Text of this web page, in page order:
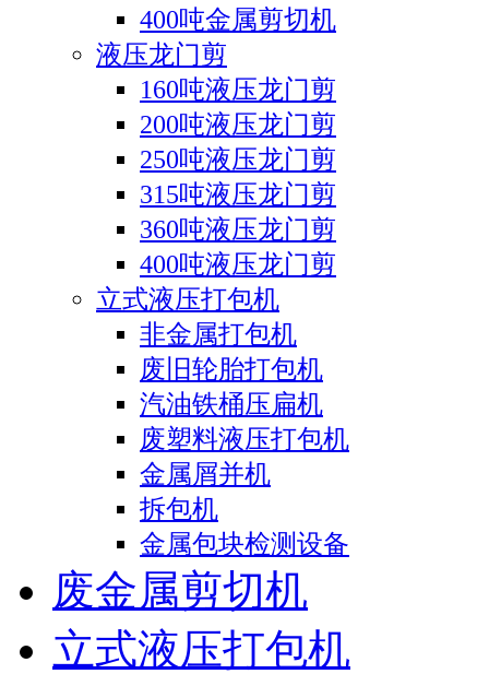
400吨金属剪切机
液压龙门剪
160吨液压龙门剪
200吨液压龙门剪
250吨液压龙门剪
315吨液压龙门剪
360吨液压龙门剪
400吨液压龙门剪
立式液压打包机
非金属打包机
废旧轮胎打包机
汽油铁桶压扁机
废塑料液压打包机
金属屑并机
拆包机
金属包块检测设备
废金属剪切机
立式液压打包机